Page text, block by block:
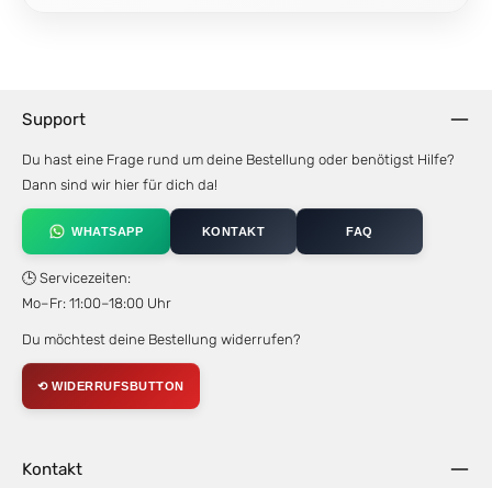
Support
Du hast eine Frage rund um deine Bestellung oder benötigst Hilfe?
Dann sind wir hier für dich da!
WHATSAPP KONTAKT FAQ
🕒 Servicezeiten:
Mo–Fr: 11:00–18:00 Uhr
Du möchtest deine Bestellung widerrufen?
⟲ WIDERRUFSBUTTON
Kontakt